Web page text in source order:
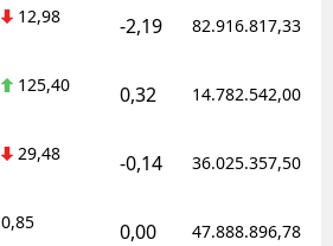
12,98 -2,19 82.916.817,33
125,40 0,32 14.782.542,00
29,48 -0,14 36.025.357,50
0,85 0,00 47.888.896,78